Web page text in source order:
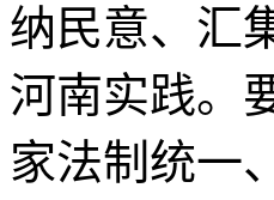
纳民意、汇
河南实践。
家法制统一